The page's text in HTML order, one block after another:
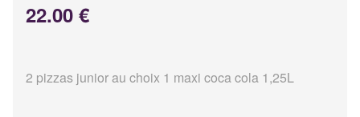
22.00 €
2 pizzas junior au choix 1 maxi coca cola 1,25L